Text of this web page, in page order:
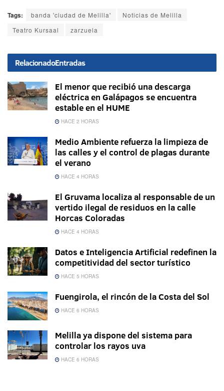
Tags: banda 'ciudad de Melilla'
Noticias de Melilla
Teatro Kursaal
zarzuela
RelacionadoEntradas
El menor que recibió una descarga
eléctrica en Galápagos se encuentra
estable en el HUME
HACE 2 HORAS
Medio Ambiente refuerza la limpieza de
las calles y el control de plagas durante
el verano
HACE 4 HORAS
El Gruvama localiza al responsable de un
vertido ilegal de residuos en la calle
Horcas Coloradas
HACE 4 HORAS
Datos e Inteligencia Artificial redefinen la
competitividad del sector turístico
HACE 5 HORAS
Fuengirola, el rincón de la Costa del Sol
HACE 6 HORAS
Melilla ya dispone del sistema para
controlar los rayos uva
HACE 6 HORAS